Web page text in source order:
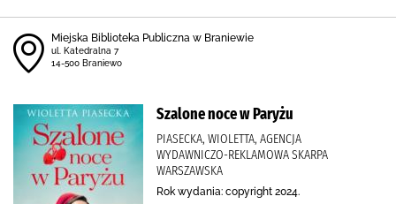
Miejska Biblioteka Publiczna w Braniewie
ul. Katedralna 7
14-500 Braniewo
Szalone noce w Paryżu
PIASECKA, WIOLETTA, AGENCJA
WYDAWNICZO-REKLAMOWA SKARPA
WARSZAWSKA
Rok wydania: copyright 2024.